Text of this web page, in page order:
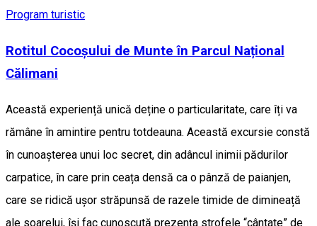
Program turistic
Rotitul Cocoșului de Munte în Parcul Național
Călimani
Această experiență unică deține o particularitate, care îți va
rămâne în amintire pentru totdeauna. Această excursie constă
în cunoașterea unui loc secret, din adâncul inimii pădurilor
carpatice, în care prin ceața densă ca o pânză de paianjen,
care se ridică ușor străpunsă de razele timide de dimineață
ale soarelui, își fac cunoscută prezența strofele “cântate” de